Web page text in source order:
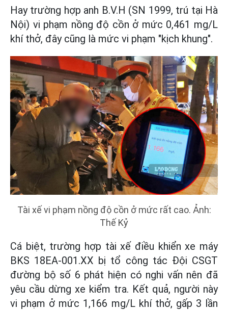
Hay trường hợp anh B.V.H (SN 1999, trú tại Hà
Nội) vi phạm nồng độ cồn ở mức 0,461 mg/L
khí thở, đây cũng là mức vi phạm "kịch khung".
Tài xế vi phạm nồng độ cồn ở mức rất cao. Ảnh:
Thế Kỷ
Cá biệt, trường hợp tài xế điều khiển xe máy
BKS 18EA-001.XX bị tổ công tác Đội CSGT
đường bộ số 6 phát hiện có nghi vấn nên đã
yêu cầu dừng xe kiểm tra. Kết quả, người này
vi phạm ở mức 1,166 mg/L khí thở, gấp 3 lần